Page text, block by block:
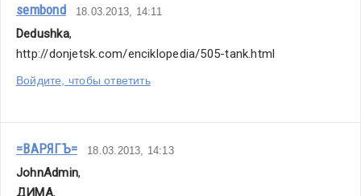
sembond 18.03.2013, 14:11
Dedushka,
http://donjetsk.com/enciklopedia/505-tank.html
Войдите, чтобы ответить
=ВАРЯГЪ= 18.03.2013, 14:13
JohnAdmin,
ДИМА,